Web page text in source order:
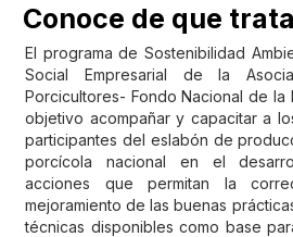
Conoce de que
El programa de Sostenibilidad
Social Empresarial de la
Porcicultores- Fondo Nacional de la
objetivo acompañar y capacitar a
participantes del eslabón de
porcícola nacional en el
acciones que permitan la
mejoramiento de las buenas
técnicas disponibles como base